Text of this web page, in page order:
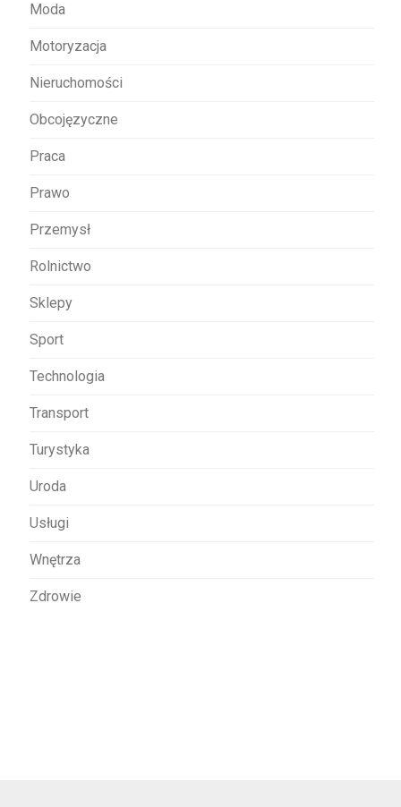
Moda
Motoryzacja
Nieruchomości
Obcojęzyczne
Praca
Prawo
Przemysł
Rolnictwo
Sklepy
Sport
Technologia
Transport
Turystyka
Uroda
Usługi
Wnętrza
Zdrowie